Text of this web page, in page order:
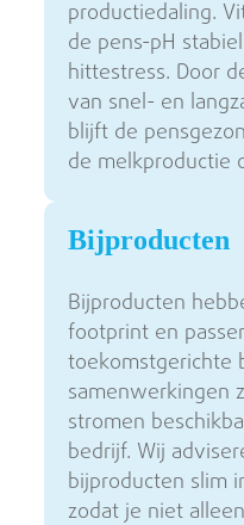
productiedaling.
de pens-pH
hittestress. Door
van snel- en
blijft de
de melkproductie
Bijproducten
Bijproducten
footprint en
toekomstgerichte
samenwerkingen
stromen
bedrijf. Wij
bijproducten slim
zodat je niet